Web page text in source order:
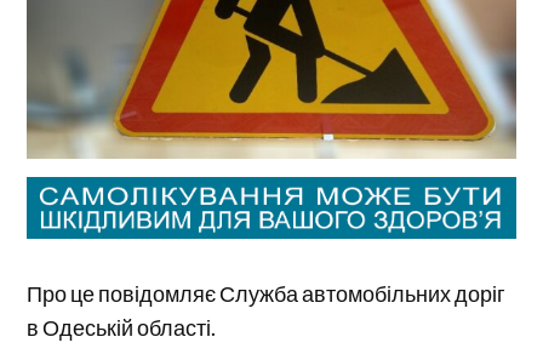
Про це повідомляє Служба автомобільних доріг
в Одеській області.